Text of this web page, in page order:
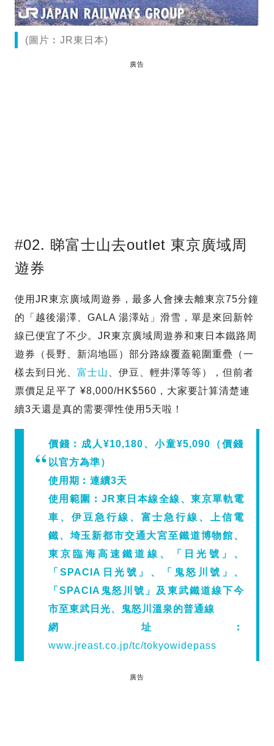
(圖片︰JR東日本)
廣告
#02. 睇富士山去outlet 東京廣域周
遊券
使用JR東京廣域周遊券，最多人會揀去離東京75分鐘
的「越後湯澤、GALA 湯澤站」滑雪，單是來回新幹
線已便宜了不少。JR東京廣域周遊券和東日本鐵路周
遊券（長野、新潟地區）部分路線覆蓋範圍重疊（一
樣去到日光、 富士山
、伊豆、輕井澤等等），但前者
票價足足平了 ¥8,000/HK$560，大家要計算清楚連
續3天還是真的需要彈性使用5天啦！
價錢︰ 成人‎¥10,180、小童¥5,090（價錢
以官方為準）
使用期︰ 連續3天
使用範圍︰JR東日本線全線、東京單軌電
車、伊豆急行線、富士急行線、上信電
鐵、埼玉新都市交通大宮至鐵道博物館、
東京臨海高速鐵道線、「日光號」、
「SPACIA日光號」、「鬼怒川號」、
「SPACIA鬼怒川號」及東武鐵道線下今
市至東武日光、鬼怒川溫泉的普通線
網址︰
www.jreast.co.jp/tc/tokyowidepass
廣告